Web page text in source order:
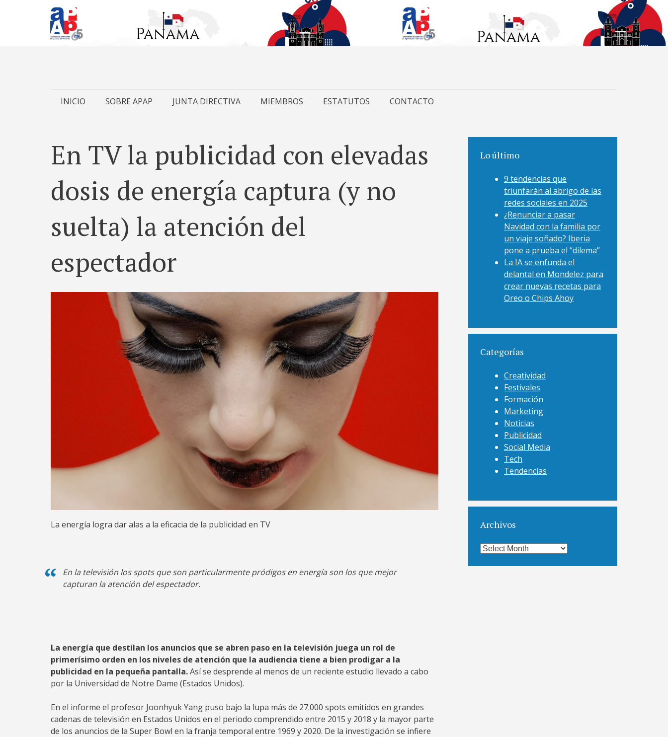
Skip
INICIO SOBRE APAP JUNTA DIRECTIVA MIEMBROS ESTATUTOS CONTACTO
En TV la publicidad con elevadas
dosis de energía captura (y no
suelta) la atención del
espectador
La energía logra dar alas a la eficacia de la publicidad en TV
En la televisión los spots que son particularmente pródigos en energía son los que mejor
capturan la atención del espectador.
La energía que destilan los anuncios que se abren paso en la televisión juega un rol de
primerísimo orden en los niveles de atención que la audiencia tiene a bien prodigar a la
publicidad en la pequeña pantalla.Así se desprende al menos de un reciente estudio llevado a cabo
por la Universidad de Notre Dame (Estados Unidos).
En el informe el profesor Joonhyuk Yang puso bajo la lupa más de 27.000 spots emitidos en grandes
cadenas de televisión en Estados Unidos en el periodo comprendido entre 2015 y 2018 y la mayor parte
de los anuncios de la Super Bowl en la franja temporal entre 1969 y 2020. De la investigación se infiere
Lo último
9 tendencias que
triunfarán al abrigo de las
redes sociales en 2025
¿Renunciar a pasar
Navidad con la familia por
un viaje soñado? Iberia
pone a prueba el “dilema”
La IA se enfunda el
delantal en Mondelez para
crear nuevas recetas para
Oreo o Chips Ahoy
Categorías
Creatividad
Festivales
Formación
Marketing
Noticias
Publicidad
Social Media
Tech
Tendencias
Archivos
Archivos